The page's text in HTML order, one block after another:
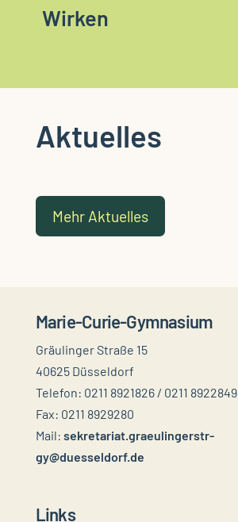
Wirken
Aktuelles
Mehr Aktuelles
Marie-Curie-Gymnasium
Gräulinger Straße 15
40625 Düsseldorf
Telefon: 0211 8921826 / 0211 8922849
Fax: 0211 8929280
Mail: sekretariat.graeulingerstr-
gy@duesseldorf.de
Links